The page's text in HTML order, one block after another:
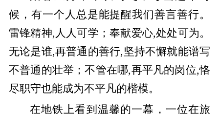
候，有一个人总是能提醒我们善言善行。
雷锋精神,人人可学；奉献爱心,处处可为。
无论是谁,再普通的善行,坚持不懈就能谱写
不普通的壮举；不管在哪,再平凡的岗位,恪
尽职守也能成为不平凡的楷模。
在地铁上看到温馨的一幕，一位在旅